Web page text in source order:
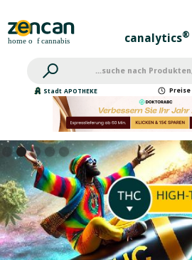
canalytics®
Stadt APOTHEKE Preise